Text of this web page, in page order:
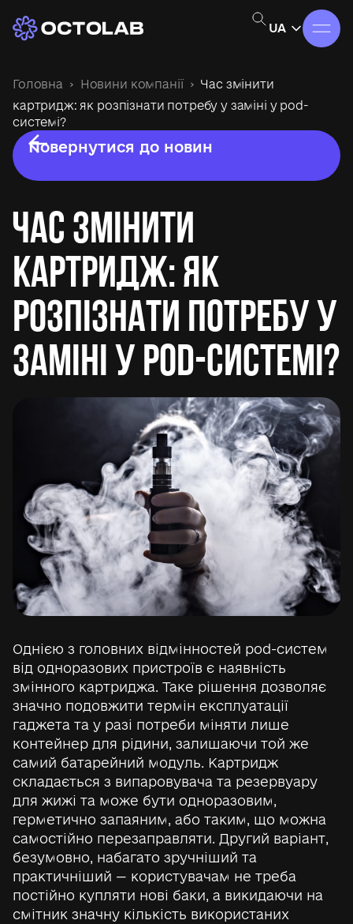
UA
Повернутися до новин
Головна Новини компанії
Час змінити
картридж: як розпізнати потребу у заміні у pod-
системі?
Час змінити
картридж: як
розпізнати потребу у
заміні у pod-системі?
Однією з головних відмінностей pod-систем
від одноразових пристроїв є наявність
змінного картриджа. Таке рішення дозволяє
значно подовжити термін експлуатації
гаджета та у разі потреби міняти лише
контейнер для рідини, залишаючи той же
самий батарейний модуль. Картридж
складається з випаровувача та резервуару
для жижі та може бути одноразовим,
герметично запаяним, або таким, що можна
самостійно перезаправляти. Другий варіант,
безумовно, набагато зручніший та
практичніший — користувачам не треба
постійно купляти нові баки, а викидаючи на
смітник значну кількість використаних